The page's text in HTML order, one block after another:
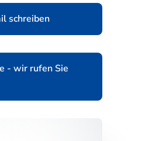
schreiben
- wir rufen Sie